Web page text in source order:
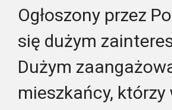
Ogłoszony przez
się dużym
Dużym
mieszkańcy,